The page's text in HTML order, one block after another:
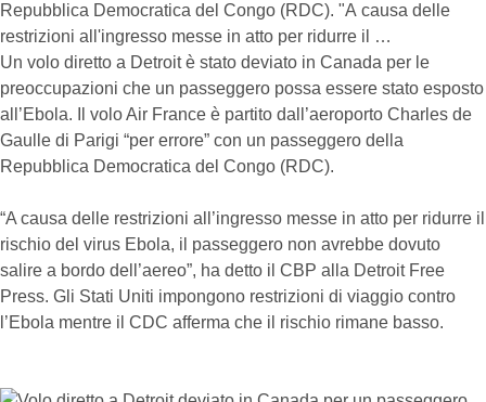
Repubblica Democratica del Congo (RDC). "A causa delle
restrizioni all'ingresso messe in atto per ridurre il …
Un volo diretto a Detroit è stato deviato in Canada per le
preoccupazioni che un passeggero possa essere stato esposto
all’Ebola. Il volo Air France è partito dall’aeroporto Charles de
Gaulle di Parigi “per errore” con un passeggero della
Repubblica Democratica del Congo (RDC).
“A causa delle restrizioni all’ingresso messe in atto per ridurre il
rischio del virus Ebola, il passeggero non avrebbe dovuto
salire a bordo dell’aereo”, ha detto il CBP alla Detroit Free
Press. Gli Stati Uniti impongono restrizioni di viaggio contro
l’Ebola mentre il CDC afferma che il rischio rimane basso.